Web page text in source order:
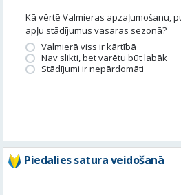
Kā vērtē Valmieras apzaļumošanu,
apļu stādījumus vasaras sezonā?
Valmierā viss ir kārtībā
Nav slikti, bet varētu būt labāk
Stādījumi ir nepārdomāti
Piedalies satura veidošanā